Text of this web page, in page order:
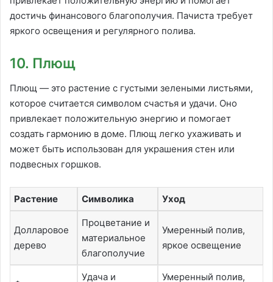
достичь финансового благополучия. Пачиста требует
яркого освещения и регулярного полива.
10. Плющ
Плющ — это растение с густыми зелеными листьями,
которое считается символом счастья и удачи. Оно
привлекает положительную энергию и помогает
создать гармонию в доме. Плющ легко ухаживать и
может быть использован для украшения стен или
подвесных горшков.
Растение Символика Уход
Долларовое
дерево
Процветание и
материальное
благополучие
Умеренный полив,
яркое освещение
Удача и
Умеренный полив,